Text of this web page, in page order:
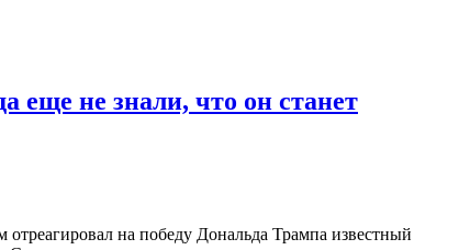
еще не знали, что он станет
на победу Дональда Трампа известный